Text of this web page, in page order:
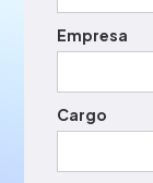
Empresa
Cargo